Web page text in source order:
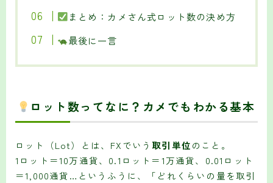
まとめ：カメさん式ロット数の決め方
最後に一言
ロット数ってなに？カメでもわかる基本
ロット（Lot）とは、FXでいう取引単位のこと。
1ロット＝10万通貨、0.1ロット＝1万通貨、0.01ロット
＝1,000通貨…というふうに、「どれくらいの量を取引